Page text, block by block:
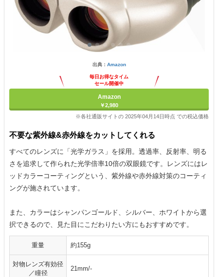
出典： Amazon
毎日お得なタイム
セール開催中
Amazon
￥2,980
※各社通販サイトの 2025年04月14日時点 での税込価格
不要な紫外線&赤外線をカットしてくれる
すべてのレンズに「光学ガラス」を採用。透過率、反射率、明る
さを追求して作られた光学倍率10倍の双眼鏡です。レンズにはレ
ッドカラーコーティングという、紫外線や赤外線対策のコーティ
ングが施されています。
また、カラーはシャンパンゴールド、シルバー、ホワイトから選
択できるので、見た目にこだわりたい方にもおすすめです。
重量 約155g
対物レンズ有効径
／瞳径
21mm/-